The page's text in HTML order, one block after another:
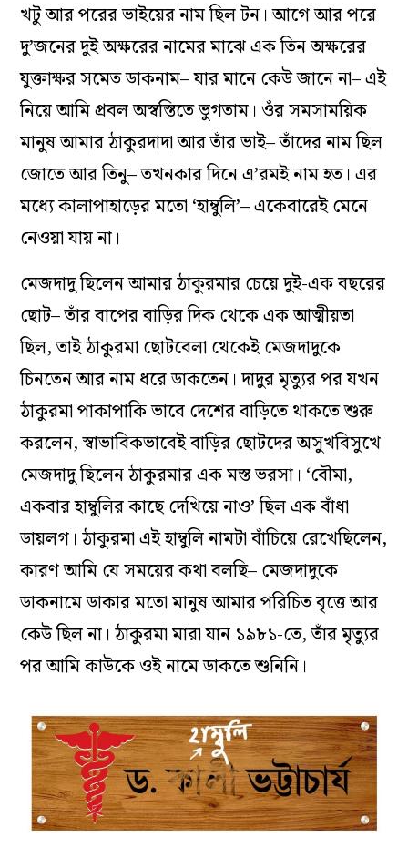
খটু আর পরের ভাইয়ের নাম ছিল টন। আগে আর পরে
দু’জনের দুই অক্ষরের নামের মাঝে এক তিন অক্ষরের
যুক্তাক্ষর সমেত ডাকনাম– যার মানে কেউ জানে না– এই
নিয়ে আমি প্রবল অস্বস্তিতে ভুগতাম। ওঁর সমসাময়িক
মানুষ আমার ঠাকুরদাদা আর তাঁর ভাই– তাঁদের নাম ছিল
জোতে আর তিনু– তখনকার দিনে এ’রমই নাম হত। এর
মধ্যে কালাপাহাড়ের মতো ‘হাম্বুলি’– একেবারেই মেনে
নেওয়া যায় না।
মেজদাদু ছিলেন আমার ঠাকুরমার চেয়ে দুই-এক বছরের
ছোট– তাঁর বাপের বাড়ির দিক থেকে এক আত্মীয়তা
ছিল, তাই ঠাকুরমা ছোটবেলা থেকেই মেজদাদুকে
চিনতেন আর নাম ধরে ডাকতেন। দাদুর মৃত্যুর পর যখন
ঠাকুরমা পাকাপাকি ভাবে দেশের বাড়িতে থাকতে শুরু
করলেন, স্বাভাবিকভাবেই বাড়ির ছোটদের অসুখবিসুখে
মেজদাদু ছিলেন ঠাকুরমার এক মস্ত ভরসা। ‘বৌমা,
একবার হাম্বুলির কাছে দেখিয়ে নাও’ ছিল এক বাঁধা
ডায়লগ। ঠাকুরমা এই হাম্বুলি নামটা বাঁচিয়ে রেখেছিলেন,
কারণ আমি যে সময়ের কথা বলছি– মেজদাদুকে
ডাকনামে ডাকার মতো মানুষ আমার পরিচিত বৃত্তে আর
কেউ ছিল না। ঠাকুরমা মারা যান ১৯৮১-তে, তাঁর মৃত্যুর
পর আমি কাউকে ওই নামে ডাকতে শুনিনি।